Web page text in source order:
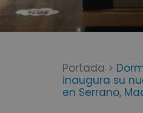
Portada >
inaugura su
en Serrano,